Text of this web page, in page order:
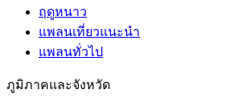
ฤดูหนาว
แพลนเที่ยวแนะนำ
แพลนทั่วไป
ภูมิภาคและจังหวัด